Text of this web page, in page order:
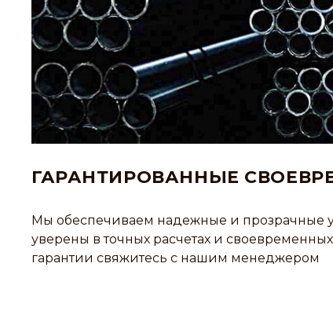
ГАРАНТИРОВАННЫЕ
Мы обеспечиваем надежные и прозрачные
уверены в точных расчетах и
гарантии свяжитесь с нашим менеджером